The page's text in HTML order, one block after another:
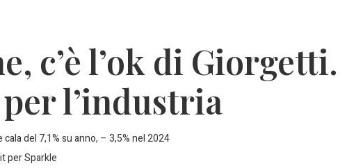
c’è l’ok di Giorgetti.
l’industria
del 7,1% su anno, – 3,5% nel 2024
per Sparkle